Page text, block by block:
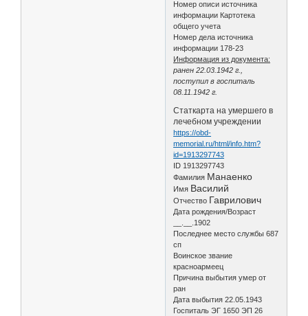
Номер описи источника
информации Картотека
общего учета
Номер дела источника
информации 178-23
Информация из документа:
ранен 22.03.1942 г.,
поступил в госпиталь
08.11.1942 г.
Статкарта на умершего в
лечебном учреждении
https://obd-
memorial.ru/html/info.htm?
id=1913297743
ID 1913297743
Фамилия Манаенко
Имя Василий
Отчество Гаврилович
Дата рождения/Возраст
__.__.1902
Последнее место службы 687
сп
Воинское звание
красноармеец
Причина выбытия умер от
ран
Дата выбытия 22.05.1943
Госпиталь ЭГ 1650 ЭП 26